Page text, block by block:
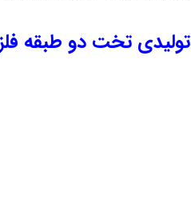
تولیدی تخت دو طبقه